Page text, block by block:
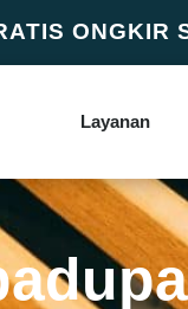
Layanan